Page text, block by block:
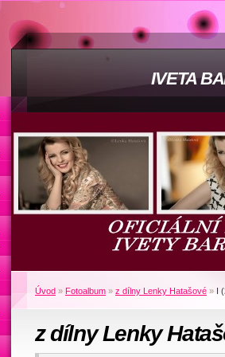
IVETA
Úvod » Fotoalbum » z dílny Lenky Hatašové » I
z dílny Lenky